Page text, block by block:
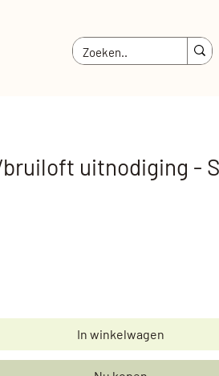
Inloggen
uitnodiging -
In winkelwagen